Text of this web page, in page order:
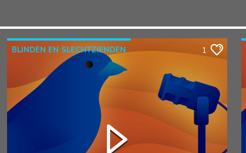
BLINDEN EN SLECHTZIENDEN
BLINDENENSLECHTZIENDEN
BOODSCHAPPEN
DE BLINDE VINK
1